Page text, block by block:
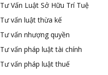
Tư Vấn Luật Sở Hữu Trí Tuệ
Tư vấn luật thừa kế
Tư vấn nhượng quyền
Tư vấn pháp luật tài chính
Tư vấn pháp luật thuế